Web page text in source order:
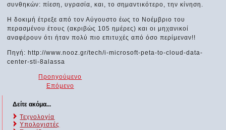
συνθηκών: πίεση, υγρασία, και, το σημαντικότερο, την κίνηση.
Η δοκιμή έτρεξε από τον Αύγουστο έως το Νοέμβριο του
περασμένου έτους (ακριβώς 105 ημέρες) και οι μηχανικοί
αναφέρουν ότι ήταν πολύ πιο επιτυχές από όσο περίμεναν!!
Πηγή: http://www.nooz.gr/tech/i-microsoft-peta-to-cloud-data-
center-sti-8alassa
Προηγούμενο
Επόμενο
Δείτε ακόμα...
Τεχνολογία
Υπολογιστές